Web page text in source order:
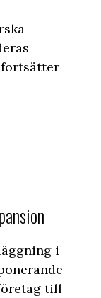
fortsätter
i
till